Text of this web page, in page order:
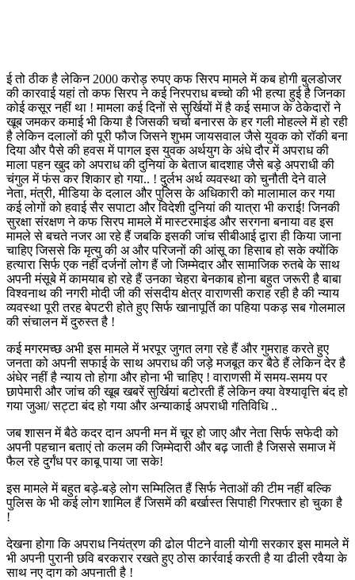
ई तो ठीक है लेकिन 2000 करोड़ रुपए कफ सिरप मामले में कब होगी बुलडोजर
की कारवाई यहां तो कफ सिरप ने कई निरपराध बच्चो की भी हत्या हुई है जिनका
कोई कसूर नहीं था ! मामला कई दिनों से सुर्खियों में है कई समाज के ठेकेदारों ने
खूब जमकर कमाई भी किया है जिसकी चर्चा बनारस के हर गली मोहल्ले में हो रही
है लेकिन दलालों की पूरी फौज जिसने शुभम जायसवाल जैसे युवक को रॉकी बना
दिया और पैसे की हवस में पागल इस युवक अर्थयुग के अंधे दौर में अपराध की
माला पहन खुद को अपराध की दुनियां के बेताज बादशाह जैसे बड़े अपराधी की
चंगुल में फंस कर शिकार हो गया.. ! दुर्लभ अर्थ व्यवस्था को चुनौती देने वाले
नेता, मंत्री, मीडिया के दलाल और पुलिस के अधिकारी को मालामाल कर गया
कई लोगों को हवाई सैर सपाटा और विदेशी दुनियां की यात्रा भी कराई! जिनकी
सुरक्षा संरक्षण ने कफ सिरप मामले में मास्टरमाइंड और सरगना बनाया वह इस
मामले से बचते नजर आ रहे हैं जबकि इसकी जांच सीबीआई द्वारा ही किया जाना
चाहिए जिससे कि मृत्यु की अ और परिजनों की आंसू का हिसाब हो सके क्योंकि
हत्यारा सिर्फ एक नहीं दर्जनों लोग हैं जो जिम्मेदार और सामाजिक रुतबे के साथ
अपनी मंसूबे में कामयाब हो रहे हैं उनका चेहरा बेनकाब होना बहुत जरूरी है बाबा
विश्वनाथ की नगरी मोदी जी की संसदीय क्षेत्र वाराणसी कराह रही है की न्याय
व्यवस्था पूरी तरह बेपटरी होते हुए सिर्फ खानापूर्ति का पहिया पकड़ सब गोलमाल
की संचालन में दुरुस्त है !
कई मगरमच्छ अभी इस मामले में भरपूर जुगत लगा रहे हैं और गुमराह करते हुए
जनता को अपनी सफाई के साथ अपराध की जड़े मजबूत कर बैठे हैं लेकिन देर है
अंधेर नहीं है न्याय तो होगा और होना भी चाहिए ! वाराणसी में समय-समय पर
छापेमारी और जांच की खूब खबरें सुर्खियां बटोरती हैं लेकिन क्या वेश्यावृत्ति बंद हो
गया जुआ/ सट्टा बंद हो गया और अन्याकाई अपराधी गतिविधि ..
जब शासन में बैठे कदर दान अपनी मन में चूर हो जाए और नेता सिर्फ सफेदी को
अपनी पहचान बताएं तो कलम की जिम्मेदारी और बढ़ जाती है जिससे समाज में
फैल रहे दुर्गंध पर काबू पाया जा सके!
इस मामले में बहुत बड़े-बड़े लोग सम्मिलित हैं सिर्फ नेताओं की टीम नहीं बल्कि
पुलिस के भी कई लोग शामिल हैं जिसमें की बर्खास्त सिपाही गिरफ्तार हो चुका है
!
देखना होगा कि अपराध नियंत्रण की ढोल पीटने वाली योगी सरकार इस मामले में
भी अपनी पुरानी छवि बरकरार रखते हुए ठोस कार्रवाई करती है या ढीली रवैया के
साथ नए दाग को अपनाती है !